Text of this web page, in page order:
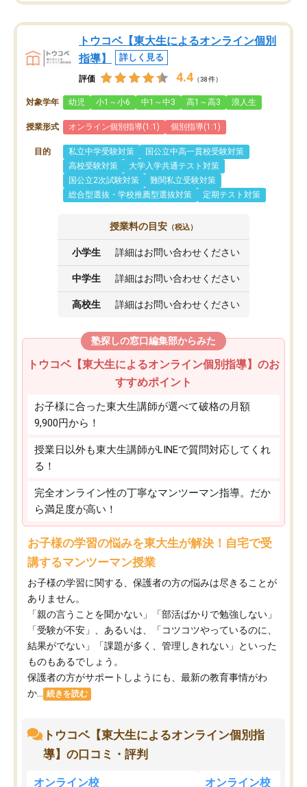
トウコベ【東大生によるオンライン個別
指導】
詳しく見る
評価 4.4 （38件）
対象学年 幼児 小1～小6 中1～中3 高1～高3 浪人生
授業形式 オンライン個別指導(1:1) 個別指導(1:1)
目的 私立中学受験対策
国公立中高一貫校受験対策
高校受験対策
大学入学共通テスト対策
国公立2次試験対策
難関私立受験対策
総合型選抜・学校推薦型選抜対策
定期テスト対策
授業料の目安 （税込）
小学生 詳細はお問い合わせください
中学生 詳細はお問い合わせください
高校生 詳細はお問い合わせください
塾探しの窓口編集部からみた
トウコベ【東大生によるオンライン個別指導】のお
すすめポイント
お子様に合った東大生講師が選べて破格の月額
9,900円から！
授業日以外も東大生講師がLINEで質問対応してくれ
る！
完全オンライン性の丁寧なマンツーマン指導。だか
ら満足度が高い！
お子様の学習の悩みを東大生が解決！自宅で受
講するマンツーマン授業
お子様の学習に関する、保護者の方の悩みは尽きることが
ありません。
「親の言うことを聞かない」「部活ばかりで勉強しない」
「受験が不安」、あるいは、「コツコツやっているのに、
結果がでない」「課題が多く、管理しきれない」といった
ものもあるでしょう。
保護者の方がサポートしようにも、最新の教育事情がわ
か...
続きを読む
トウコベ【東大生によるオンライン個別指
導】の口コミ・評判
オンライン校 オンライン校